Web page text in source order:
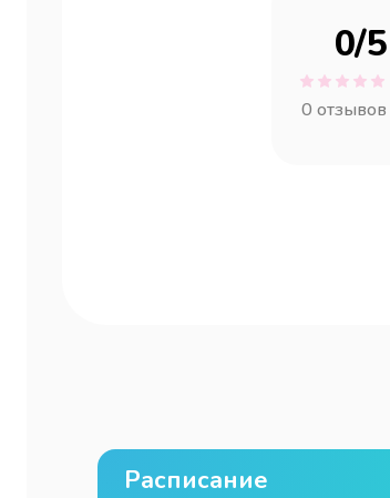
0/5
0 отзывов
Расписание